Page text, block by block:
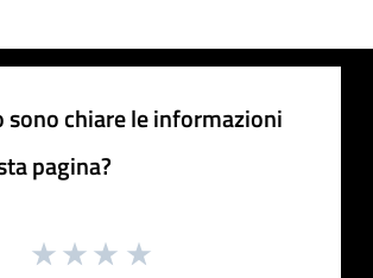
sono chiare le informazioni
pagina?